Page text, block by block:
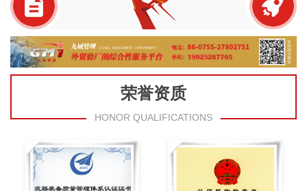
荣誉资质
HONOR QUALIFICATIONS